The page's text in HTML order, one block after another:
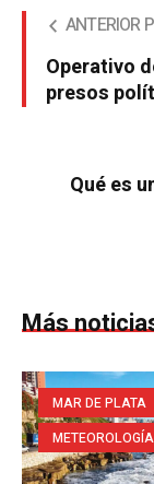
ANTERIOR
Operativo
presos
Qué es
Más
MAR DE PLATA
METEOROLOGÍA